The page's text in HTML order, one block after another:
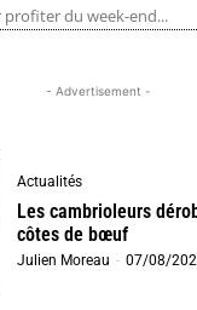
profiter du week-end...
- Advertisement -
Actualités
Les cambrioleurs
côtes de bœuf
Julien Moreau - 07/08/